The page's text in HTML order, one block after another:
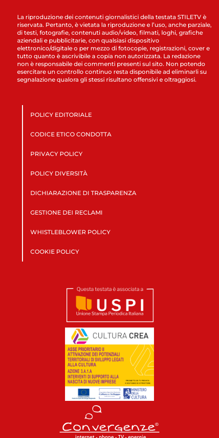
La riproduzione dei contenuti giornalistici della testata STILETV è
riservata. Pertanto, è vietata la riproduzione e l’uso, anche parziale,
di testi, fotografie, contenuti audio/video, filmati, loghi, grafiche
aziendali e pubblicitarie, con qualsiasi dispositivo
elettronico/digitale o per mezzo di fotocopie, registrazioni, cover e
tutto quanto è ascrivibile a copia non autorizzata. La redazione
non è responsabile dei commenti presenti sul sito. Non potendo
esercitare un controllo continuo resta disponibile ad eliminarli su
segnalazione qualora gli stessi risultano offensivi e oltraggiosi.
POLICY EDITORIALE
CODICE ETICO CONDOTTA
PRIVACY POLICY
POLICY DIVERSITÀ
DICHIARAZIONE DI TRASPARENZA
GESTIONE DEI RECLAMI
WHISTLEBLOWER POLICY
COOKIE POLICY